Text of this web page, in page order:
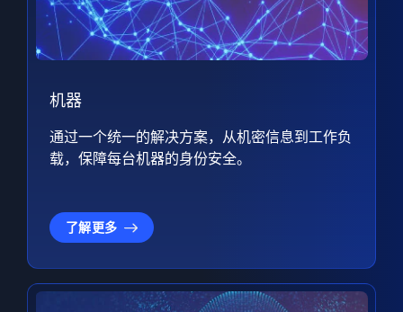
机器
通过一个统一的解决方案，从机密信息到工作负
载，保障每台机器的身份安全。
了解更多